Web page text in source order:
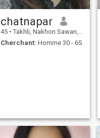
chatnapar
45 • Takhli, Nakhon Sawan, Thailande
Cherchant: Homme 30 - 65